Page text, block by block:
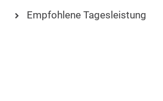
Empfohlene Tagesleistung